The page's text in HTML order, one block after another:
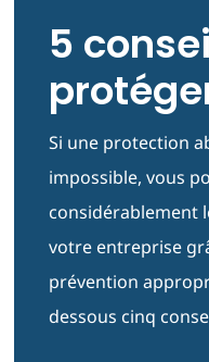
5
Si une protection
impossible, vous
considérablement
votre entreprise
prévention
dessous cinq